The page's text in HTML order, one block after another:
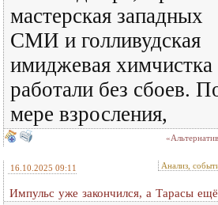
мастерская западных
СМИ и голливудская
имиджевая химчистка
работали без сбоев.
мере взросления,
16.10.2025 09:11 Анализ,
Импульс уже закончился, а Тарасы